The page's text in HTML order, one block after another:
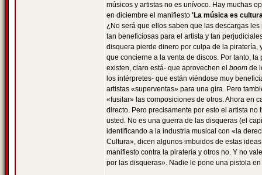
músicos y artistas no es unívoco. Hay muchas
en diciembre el manifiesto 'La música es
¿No será que ellos saben que las descargas les
tan beneficiosas para el artista y tan
disquera pierde dinero por culpa de la piratería,
que concierne a la venta de discos. Por tanto,
existen, claro está- que aprovechen el boom de
los intérpretes- que están viéndose muy
artistas «superventas» para una gira. Pero
«fusilar» las composiciones de otros. Ahora en
directo. Pero precisamente por esto el artista
usted. No es una guerra de las disqueras (el
identificando a la industria musical con «la
Cultura», dicen algunos imbuidos de estas
manifiesto contra la piratería y otros no. Y no
por las disqueras». Nadie le pone una pistola